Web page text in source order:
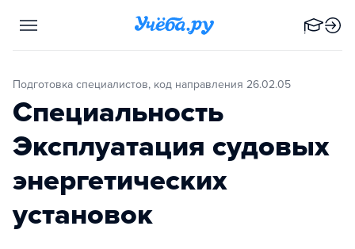
Подготовка специалистов, код направления 26.02.05
Специальность
Эксплуатация судовых
энергетических
установок